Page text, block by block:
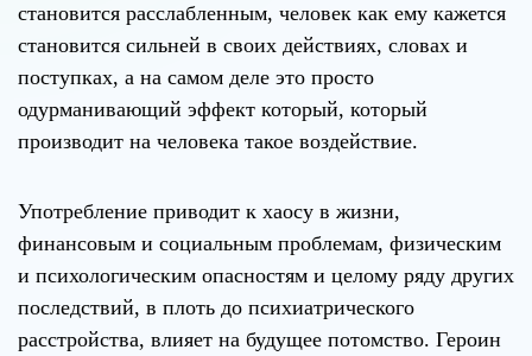
становится расслабленным, человек как ему кажется
становится сильней в своих действиях, словах и
поступках, а на самом деле это просто
одурманивающий эффект который, который
производит на человека такое воздействие.
Употребление приводит к хаосу в жизни,
финансовым и социальным проблемам, физическим
и психологическим опасностям и целому ряду других
последствий, в плоть до психиатрического
расстройства, влияет на будущее потомство. Героин